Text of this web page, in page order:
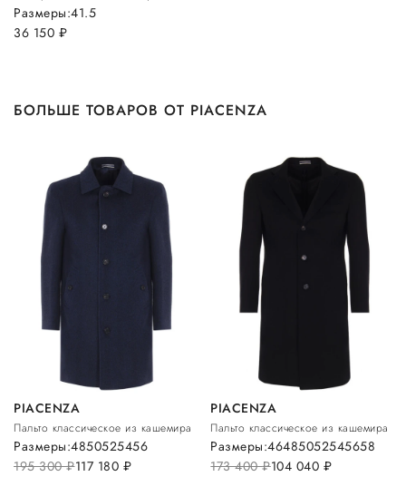
36 150 руб.
Размеры:41.5
БОЛЬШЕ ТОВАРОВ ОТ PIACENZA
PIACENZA
Пальто классическое из кашемира
195 300руб.117 180 руб.
Размеры:4850525456
PIACENZA
Пальто классическое из кашемира
173 400руб.104 040 руб.
Размеры:46485052545658